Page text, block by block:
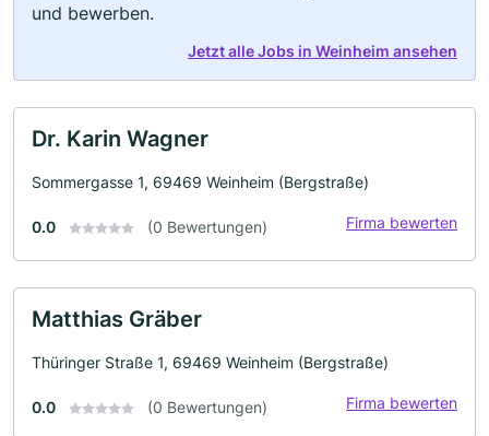
und bewerben.
Jetzt alle Jobs in Weinheim ansehen
Dr. Karin Wagner
Sommergasse 1, 69469 Weinheim (Bergstraße)
0.0 (0 Bewertungen) Firma bewerten
Matthias Gräber
Thüringer Straße 1, 69469 Weinheim (Bergstraße)
0.0 (0 Bewertungen) Firma bewerten